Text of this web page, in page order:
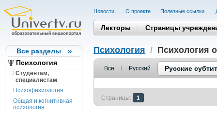
Все разделы
Психология
Студентам,
cпециалистам
Психофизиология
Общая и когнитивная
психология
Новости О проекте Полезные cсылки
Лекторы Страницы
Психология / Психология
Все Русский Русские
Страницы: 1